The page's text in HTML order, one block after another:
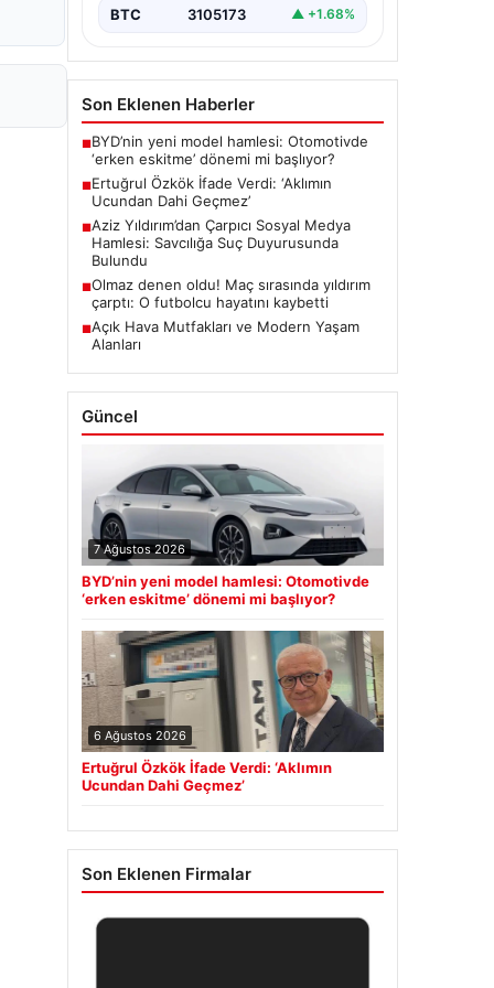
BTC 3105173 ▲ +1.68%
Son Eklenen Haberler
■BYD’nin yeni model hamlesi: Otomotivde
‘erken eskitme’ dönemi mi başlıyor?
■Ertuğrul Özkök İfade Verdi: ‘Aklımın
Ucundan Dahi Geçmez’
■Aziz Yıldırım’dan Çarpıcı Sosyal Medya
Hamlesi: Savcılığa Suç Duyurusunda
Bulundu
■Olmaz denen oldu! Maç sırasında yıldırım
çarptı: O futbolcu hayatını kaybetti
■Açık Hava Mutfakları ve Modern Yaşam
Alanları
Güncel
7 Ağustos 2026
BYD’nin yeni model hamlesi: Otomotivde
‘erken eskitme’ dönemi mi başlıyor?
6 Ağustos 2026
Ertuğrul Özkök İfade Verdi: ‘Aklımın
Ucundan Dahi Geçmez’
Son Eklenen Firmalar